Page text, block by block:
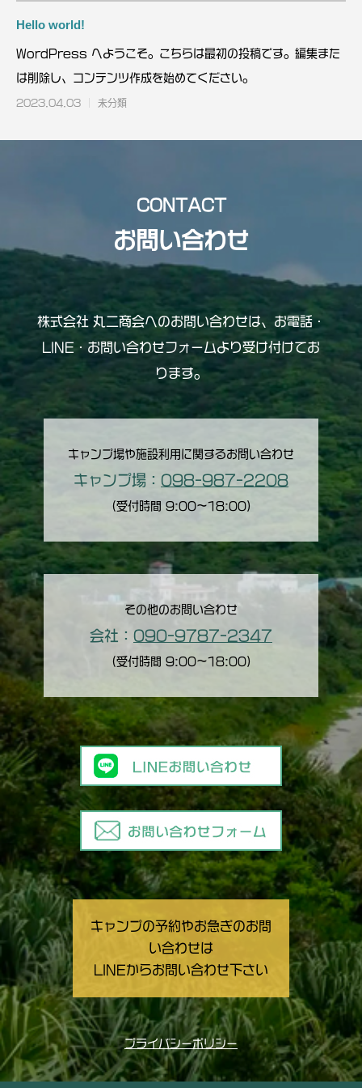
Hello world!
WordPress へようこそ。こちらは最初の投稿です。編集また
は削除し、コンテンツ作成を始めてください。
2023.04.03 未分類
CONTACT
お問い合わせ
株式会社 丸二商会へのお問い合わせは、 お電話・
LINE・お問い合わせフォームより受け付けてお
ります。
キャンプ場や施設利用に関するお問い合わせ
キャンプ場： 098-987-2208
（受付時間 9:00〜18:00）
その他のお問い合わせ
会社： 090-9787-2347
（受付時間 9:00〜18:00）
キャンプの予約やお急ぎのお問
い合わせは
LINEからお問い合わせ下さい
プライバシーポリシー